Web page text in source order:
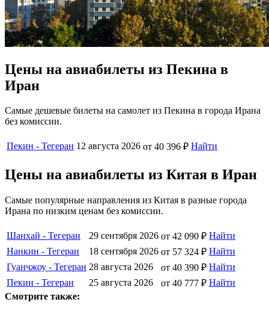
Цены на авиабилеты из Пекина в
Иран
Самые дешевые билеты на самолет из Пекина в города Ирана
без комиссии.
Пекин - Тегеран 12 августа 2026 от 40 396 ₽ Найти
Цены на авиабилеты из Китая в Иран
Самые популярные направления из Китая в разные города
Ирана по низким ценам без комиссии.
Шанхай - Тегеран 29 сентября 2026 от 42 090 ₽ Найти
Нанкин - Тегеран
18 сентября 2026 от 57 324 ₽ Найти
Гуанчжоу - Тегеран 28 августа 2026 от 40 390 ₽ Найти
Пекин - Тегеран
25 августа 2026 от 40 777 ₽ Найти
Смотрите также: